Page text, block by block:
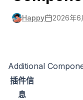
Happy 2026年6
Additional
插件信
息